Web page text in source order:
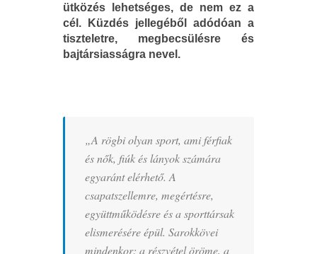
ütközés lehetséges, de nem ez a
cél. Küzdés jellegéből adódóan a
tiszteletre, megbecsülésre és
bajtársiasságra nevel.
„A rögbi olyan sport, ami férfiak
és nők, fiúk és lányok számára
egyaránt elérhető. A
csapatszellemre, megértésre,
együttműködésre és a sporttársak
elismerésére épül. Sarokkövei
mindenkor: a részvétel öröme, a